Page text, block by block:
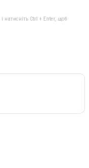
натисніть Ctrl + Enter, щоб